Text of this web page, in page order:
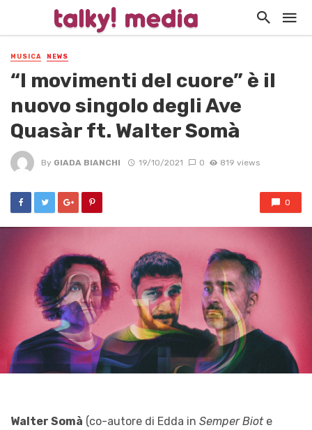
MUSICA NEWS
“I movimenti del cuore” è il
nuovo singolo degli Ave
Quasàr ft. Walter Somà
By GIADA BIANCHI 19/10/2021 0 819 views
0
Walter Somà (co-autore di Edda in Semper Biote